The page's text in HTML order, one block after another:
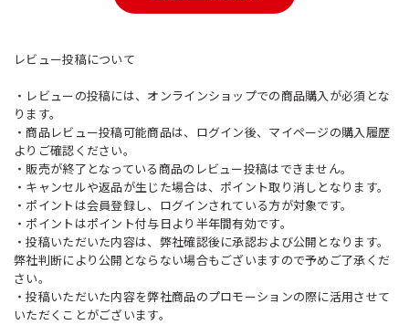
レビュー投稿について
・レビューの投稿には、オンラインショップでの商品購入が必須とな
ります。
・商品レビュー投稿可能商品は、ログイン後、マイページの購入履歴
よりご確認ください。
・販売が終了となっている商品のレビュー投稿はできません。
・キャンセルや返品が生じた場合は、ポイント取り消しとなります。
・ポイントは会員登録し、ログインされている方が対象です。
・ポイントはポイント付与日より半年間有効です。
・投稿いただいた内容は、弊社確認後に承認および公開となります。
弊社判断により公開とならない場合もございますので予めご了承くだ
さい。
・投稿いただいた内容を弊社商品のプロモーションの際に活用させて
いただくことがございます。